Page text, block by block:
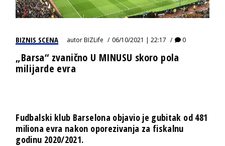
BIZNIS SCENA autorBIZLife 06/10/2021 | 22:17 0
„Barsa“ zvanično U MINUSU skoro pola
milijarde evra
Fudbalski klub Barselona objavio je gubitak od 481
miliona evra nakon oporezivanja za fiskalnu
godinu 2020/2021.